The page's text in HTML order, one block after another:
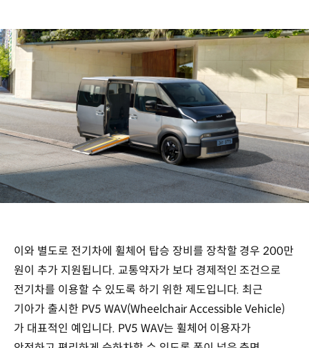
이와 별도로 전기차에 휠체어 탑승 장비를 장착할 경우 200만
원이 추가 지원됩니다. 교통약자가 보다 경제적인 조건으로
전기차를 이용할 수 있도록 하기 위한 제도입니다. 최근
기아가 출시한 PV5 WAV(Wheelchair Accessible Vehicle)
가 대표적인 예입니다. PV5 WAV는 휠체어 이용자가